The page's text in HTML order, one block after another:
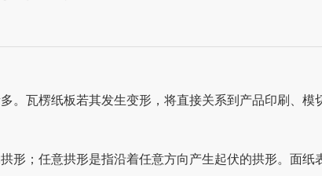
瓦楞纸板若其发生变形，将直接关系到产品印刷、模
；任意拱形是指沿着任意方向产生起伏的拱形。面纸